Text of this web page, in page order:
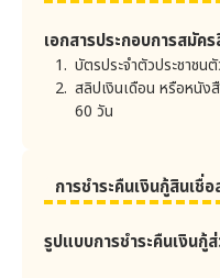
4.2 ค่าขอใบแจ้ง
บัญชีของแต่ละง
2 เป็นต้นไ
4.3 ค่าขอตรว
. ในกรณีที่เป็นเอก
เก็บในห้องหรือตู้
. ในกรณีที่เป็นวิธี
เซิร์ฟเวอร์ที่ติดตั้
ประเภท
ข้อมูลส่วนบุคคล อ
เอกสารประกอบการสมัค
บัตรประจำตัวประชาชน
สลิปเงินเดือน หรือหนัง
60 วัน
การชำระคืนเงินกู้สินเชื่
รูปแบบการชำระคืนเงินกู้